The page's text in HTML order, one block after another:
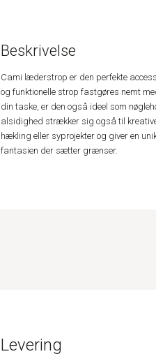
Beskrivelse
Cami læderstrop er den perfekte
og funktionelle strop fastgøres nemt
din taske, er den også ideel som
alsidighed strækker sig også til
hækling eller syprojekter og giver en
fantasien der sætter grænser.
Levering